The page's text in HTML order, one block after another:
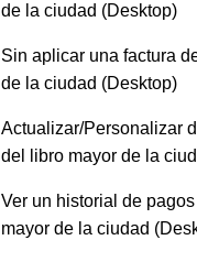
de la ciudad (Desktop)
Sin aplicar una factura
de la ciudad (Desktop)
Actualizar/Personalizar
del libro mayor de la
Ver un historial de
mayor de la ciudad